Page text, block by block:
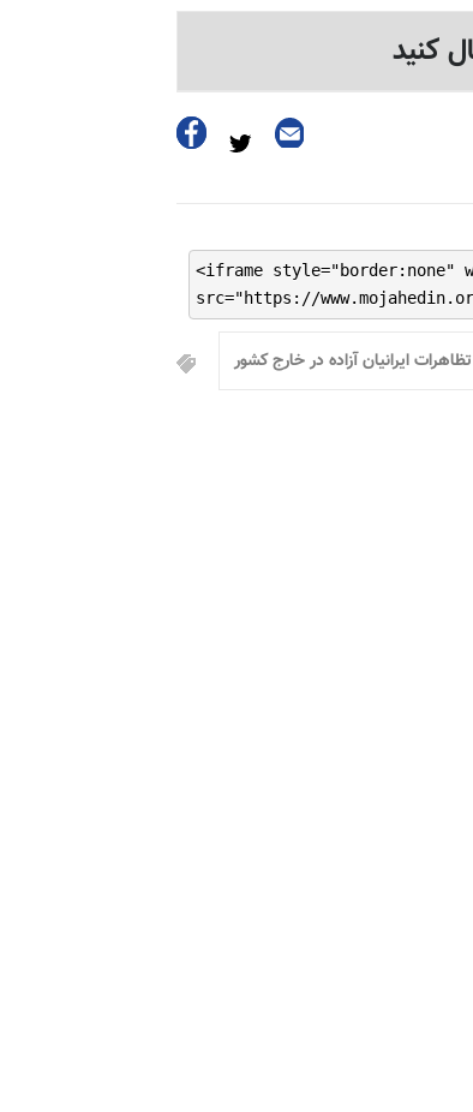
کنید
<iframe style="border:none"
src="https://
تظاهرات ایرانیان آزاده در خارج کشور